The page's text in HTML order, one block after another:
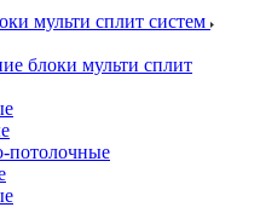
мульти сплит систем
блоки мульти сплит
потолочные